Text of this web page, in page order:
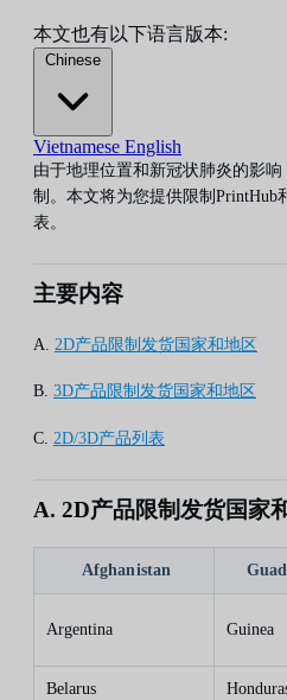
本文也有以下语言版本:
Chinese
Vietnamese English
由于地理位置和新冠状肺炎的影
制。本文将为您提供限制PrintHub
表。
主要内容
A. 2D产品限制发货国家和地区
B. 3D产品限制发货国家和地区
C. 2D/3D产品列表
A. 2D产品限制发货国家
Afghanistan
Argentina Guinea
Belarus